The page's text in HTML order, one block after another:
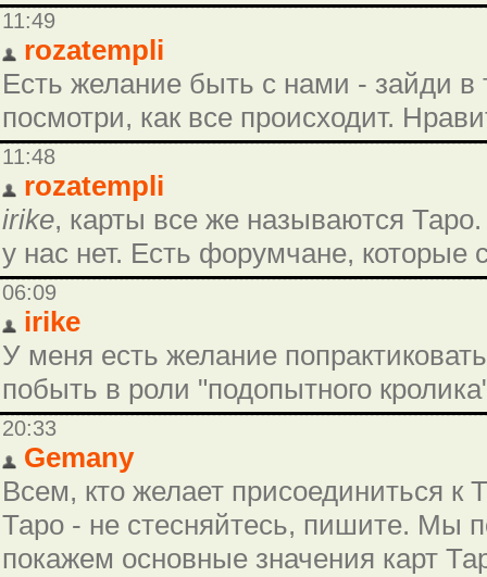
11:49
rozatempli
Есть желание быть с нами - зайди
посмотри, как все происходит.
11:48
rozatempli
irike, карты все же называются
у нас нет. Есть форумчане, которые
06:09
irike
У меня есть желание
побыть в роли "подопытного
20:33
Gemany
Всем, кто желает присоединиться к
Таро - не стесняйтесь, пишите. Мы
покажем основные значения карт